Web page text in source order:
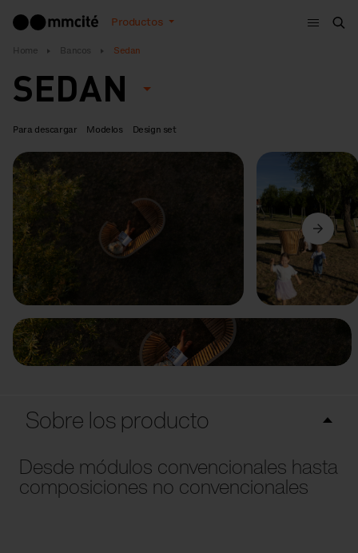
Productos
Menú
Home Bancos Sedan
SEDAN
Para descargar Modelos Design set
Siguiente
Sobre los producto
Desde módulos convencionales hasta
composiciones no convencionales